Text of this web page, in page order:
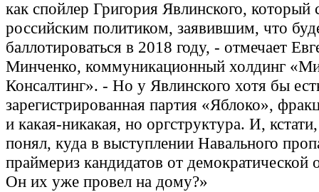
как спойлер Григория Явлинского, который
российским политиком, заявившим, что
баллотироваться в 2018 году, - отмечает
Минченко, коммуникационный холдинг
Консалтинг». - Но у Явлинского хотя бы
зарегистрированная партия «Яблоко»,
и какая-никакая, но оргструктура. И,
понял, куда в выступлении Навального
праймериз кандидатов от демократической
Он их уже провел на дому?»